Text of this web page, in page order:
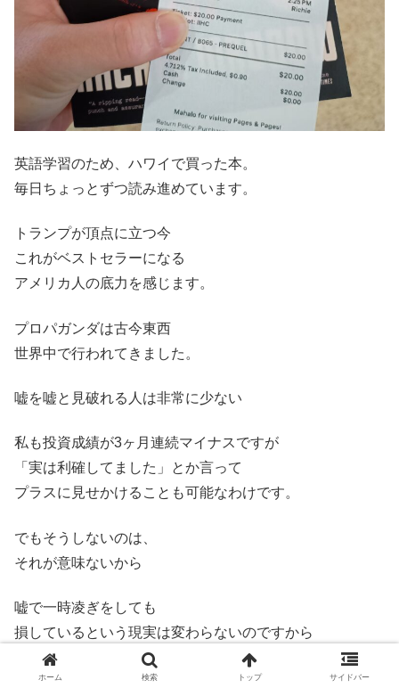
英語学習のため、ハワイで買った本。
毎日ちょっとずつ読み進めています。
トランプが頂点に立つ今
これがベストセラーになる
アメリカ人の底力を感じます。
プロパガンダは古今東西
世界中で行われてきました。
嘘を嘘と見破れる人は非常に少ない
私も投資成績が3ヶ月連続マイナスですが
「実は利確してました」とか言って
プラスに見せかけることも可能なわけです。
でもそうしないのは、
それが意味ないから
嘘で一時凌ぎをしても
損しているという現実は変わらないのですから
現実を受け入れ
ホーム 検索 トップ サイドバー